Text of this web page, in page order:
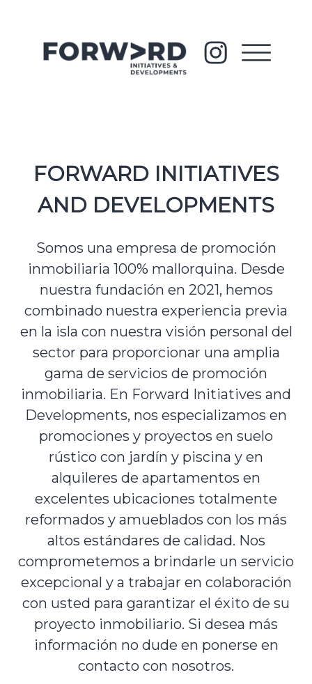
FORWARD INITIATIVES
AND DEVELOPMENTS
Somos una empresa de promoción
inmobiliaria 100% mallorquina. Desde
nuestra fundación en 2021, hemos
combinado nuestra experiencia previa
en la isla con nuestra visión personal del
sector para proporcionar una amplia
gama de servicios de promoción
inmobiliaria. En Forward Initiatives and
Developments, nos especializamos en
promociones y proyectos en suelo
rústico con jardín y piscina y en
alquileres de apartamentos en
excelentes ubicaciones totalmente
reformados y amueblados con los más
altos estándares de calidad. Nos
comprometemos a brindarle un servicio
excepcional y a trabajar en colaboración
con usted para garantizar el éxito de su
proyecto inmobiliario. Si desea más
información no dude en ponerse en
contacto con nosotros.